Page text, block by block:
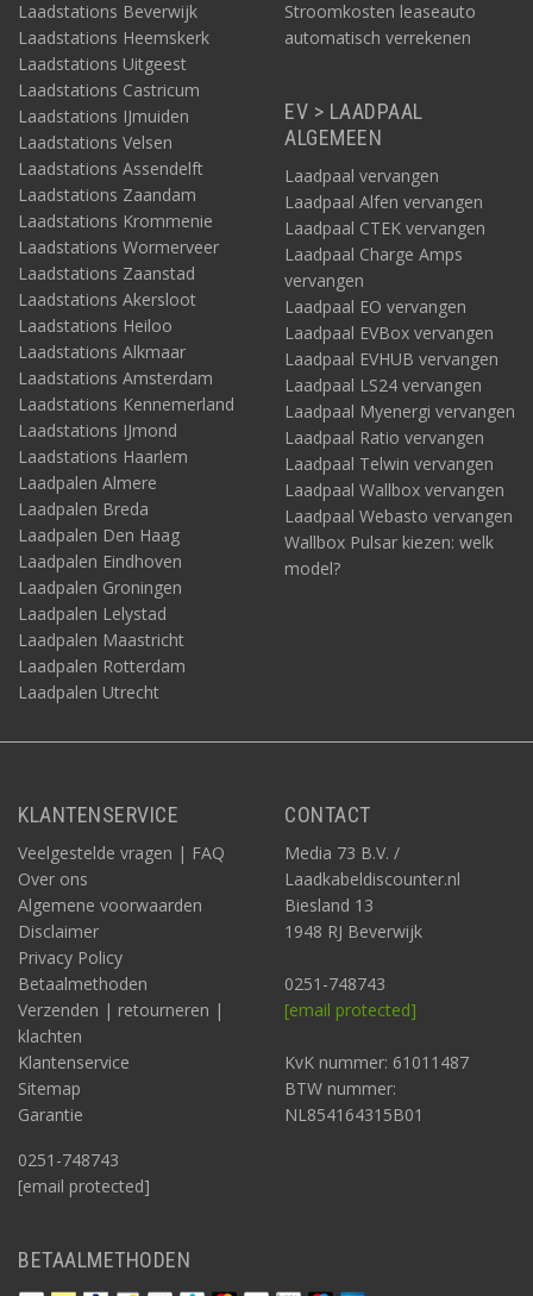
Laadstations Beverwijk
Laadstations Heemskerk
Laadstations Uitgeest
Laadstations Castricum
Laadstations IJmuiden
Laadstations Velsen
Laadstations Assendelft
Laadstations Zaandam
Laadstations Krommenie
Laadstations Wormerveer
Laadstations Zaanstad
Laadstations Akersloot
Laadstations Heiloo
Laadstations Alkmaar
Laadstations Amsterdam
Laadstations Kennemerland
Laadstations IJmond
Laadstations Haarlem
Laadpalen Almere
Laadpalen Breda
Laadpalen Den Haag
Laadpalen Eindhoven
Laadpalen Groningen
Laadpalen Lelystad
Laadpalen Maastricht
Laadpalen Rotterdam
Laadpalen Utrecht
Stroomkosten leaseauto
automatisch verrekenen
EV > LAADPAAL
ALGEMEEN
Laadpaal vervangen
Laadpaal Alfen vervangen
Laadpaal CTEK vervangen
Laadpaal Charge Amps
vervangen
Laadpaal EO vervangen
Laadpaal EVBox vervangen
Laadpaal EVHUB vervangen
Laadpaal LS24 vervangen
Laadpaal Myenergi vervangen
Laadpaal Ratio vervangen
Laadpaal Telwin vervangen
Laadpaal Wallbox vervangen
Laadpaal Webasto vervangen
Wallbox Pulsar kiezen: welk
model?
KLANTENSERVICE
Veelgestelde vragen | FAQ
Over ons
Algemene voorwaarden
Disclaimer
Privacy Policy
Betaalmethoden
Verzenden | retourneren |
klachten
Klantenservice
Sitemap
Garantie
0251-748743
[email protected]
CONTACT
Media 73 B.V. /
Laadkabeldiscounter.nl
Biesland 13
1948 RJ Beverwijk
0251-748743
[email protected]
KvK nummer: 61011487
BTW nummer:
NL854164315B01
BETAALMETHODEN